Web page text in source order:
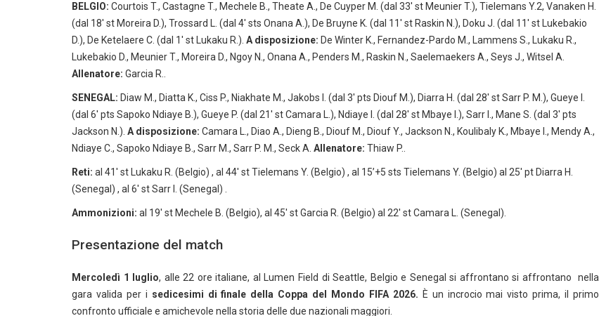
BELGIO: Courtois T., Castagne T., Mechele B., Theate A., De Cuyper M. (dal 33′ st Meunier T.), Tielemans Y.2, Vanaken H.
(dal 18′ st Moreira D.), Trossard L. (dal 4′ sts Onana A.), De Bruyne K. (dal 11′ st Raskin N.), Doku J. (dal 11′ st Lukebakio
D.), De Ketelaere C. (dal 1′ st Lukaku R.). A disposizione: De Winter K., Fernandez-Pardo M., Lammens S., Lukaku R.,
Lukebakio D., Meunier T., Moreira D., Ngoy N., Onana A., Penders M., Raskin N., Saelemaekers A., Seys J., Witsel A.
Allenatore: Garcia R..
SENEGAL: Diaw M., Diatta K., Ciss P., Niakhate M., Jakobs I. (dal 3′ pts Diouf M.), Diarra H. (dal 28′ st Sarr P. M.), Gueye I.
(dal 6′ pts Sapoko Ndiaye B.), Gueye P. (dal 21′ st Camara L.), Ndiaye I. (dal 28′ st Mbaye I.), Sarr I., Mane S. (dal 3′ pts
Jackson N.). A disposizione: Camara L., Diao A., Dieng B., Diouf M., Diouf Y., Jackson N., Koulibaly K., Mbaye I., Mendy A.,
Ndiaye C., Sapoko Ndiaye B., Sarr M., Sarr P. M., Seck A. Allenatore: Thiaw P..
Reti: al 41′ st Lukaku R. (Belgio) , al 44′ st Tielemans Y. (Belgio) , al 15’+5 sts Tielemans Y. (Belgio) al 25′ pt Diarra H.
(Senegal) , al 6′ st Sarr I. (Senegal) .
Ammonizioni: al 19′ st Mechele B. (Belgio), al 45′ st Garcia R. (Belgio) al 22′ st Camara L. (Senegal).
Presentazione del match
Mercoledì 1 luglio, alle 22 ore italiane, al Lumen Field di Seattle, Belgio e Senegal si affrontano si affrontano nella
gara valida per i sedicesimi di finale della Coppa del Mondo FIFA 2026. È un incrocio mai visto prima, il primo
confronto ufficiale e amichevole nella storia delle due nazionali maggiori.